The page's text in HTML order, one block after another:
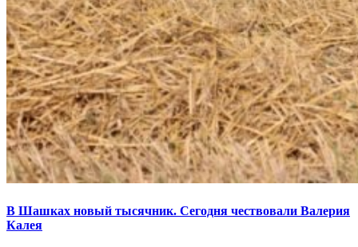
В Шашках новый тысячник. Сегодня чествовали Валерия
Калея